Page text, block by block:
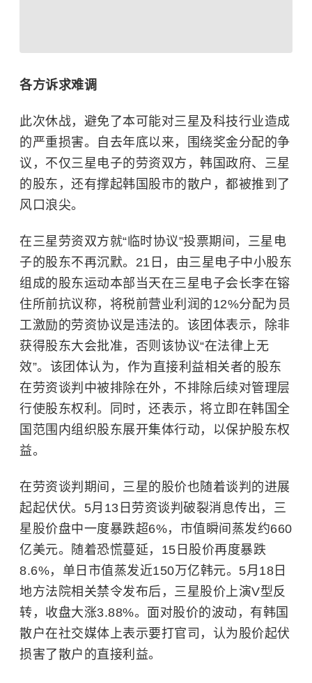
各方诉求难调
此次休战，避免了本可能对三星及科技行业造成
的严重损害。自去年底以来，围绕奖金分配的争
议，不仅三星电子的劳资双方，韩国政府、三星
的股东，还有撑起韩国股市的散户，都被推到了
风口浪尖。
在三星劳资双方就“临时协议”投票期间，三星电
子的股东不再沉默。21日，由三星电子中小股东
组成的股东运动本部当天在三星电子会长李在镕
住所前抗议称，将税前营业利润的12%分配为员
工激励的劳资协议是违法的。该团体表示，除非
获得股东大会批准，否则该协议“在法律上无
效”。该团体认为，作为直接利益相关者的股东
在劳资谈判中被排除在外，不排除后续对管理层
行使股东权利。同时，还表示，将立即在韩国全
国范围内组织股东展开集体行动，以保护股东权
益。
在劳资谈判期间，三星的股价也随着谈判的进展
起起伏伏。5月13日劳资谈判破裂消息传出，三
星股价盘中一度暴跌超6%，市值瞬间蒸发约660
亿美元。随着恐慌蔓延，15日股价再度暴跌
8.6%，单日市值蒸发近150万亿韩元。5月18日
地方法院相关禁令发布后，三星股价上演V型反
转，收盘大涨3.88%。面对股价的波动，有韩国
散户在社交媒体上表示要打官司，认为股价起伏
损害了散户的直接利益。